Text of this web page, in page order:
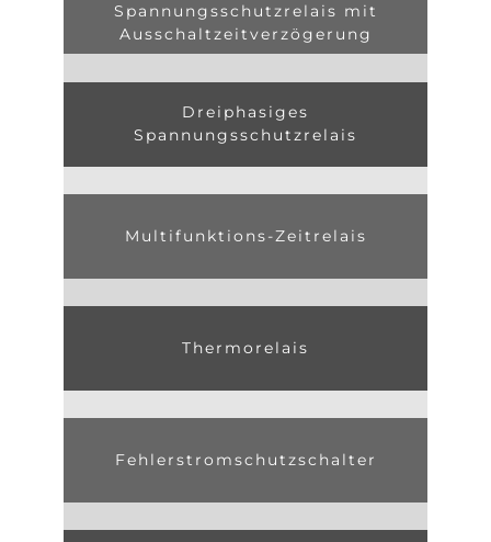
Spannungsschutzrelais mit
Ausschaltzeitverzögerung
Dreiphasiges
Spannungsschutzrelais
Multifunktions-Zeitrelais
Thermorelais
Fehlerstromschutzschalter